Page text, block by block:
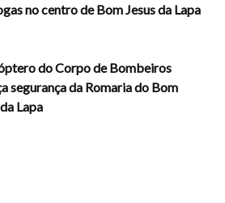
no centro de Bom Jesus da Lapa
do Corpo de Bombeiros
segurança da Romaria do Bom
Lapa